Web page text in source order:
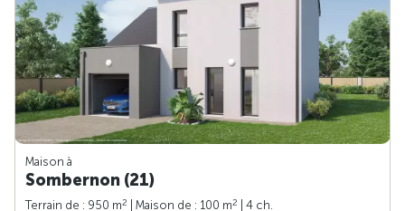
Maison à
Sombernon (21)
Terrain de : 950 m2 | Maison de : 100 m2
| 4 ch.